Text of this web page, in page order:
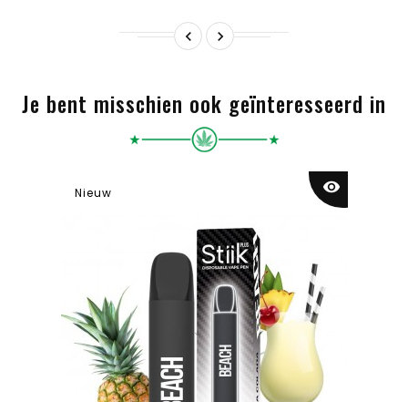
 
Je bent misschien ook geïnteresseerd in
Nieuw visibility